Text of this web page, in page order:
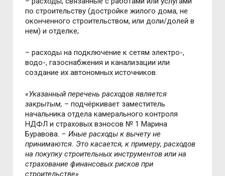
по строительству (достройке жилого дома, не
оконченного строительством, или доли/долей в
нем) и отделке;
– расходы на подключение к сетям электро-,
водо-, газоснабжения и канализации или
создание их автономных источников.
«Указанный перечень расходов является
закрытым, – подчёркивает заместитель
начальника отдела камерального контроля
НДФЛ и страховых взносов № 1 Марина
Буравова. – Иные расходы к вычету не
принимаются. Это касается, к примеру, расходов
на покупку строительных инструментов или на
страхование финансовых рисков при
строительстве».